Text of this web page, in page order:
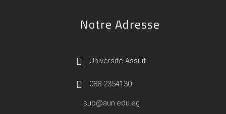
Notre Adresse
Université Assiut
088-2354130
sup@aun.edu.eg